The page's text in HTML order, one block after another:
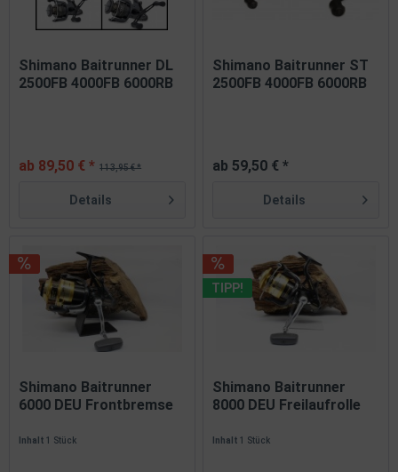
Shimano Baitrunner DL
2500FB 4000FB 6000RB
113,95 € *
ab 89,50 € *
Details
Shimano Baitrunner ST
2500FB 4000FB 6000RB
ab 59,50 € *
Details
Shimano Baitrunner
6000 DEU Frontbremse
Inhalt1 Stück
TIPP!
Shimano Baitrunner
8000 DEU Freilaufrolle
Inhalt1 Stück